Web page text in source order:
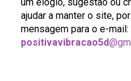
ajudar a manter o site,
mensagem para o e-mail:
positivavibracao5d